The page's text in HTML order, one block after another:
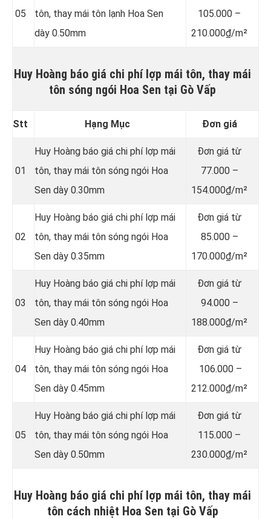
05
tôn, thay mái tôn lạnh Hoa Sen
dày 0.50mm
105.000 –
210.000₫/m²
Huy Hoàng báo giá chi phí lợp mái tôn, thay mái
tôn sóng ngói Hoa Sen tại Gò Vấp
Stt Hạng Mục Đơn giá
01
Huy Hoàng báo giá chi phí lợp mái
tôn, thay mái tôn sóng ngói Hoa
Sen dày 0.30mm
Đơn giá từ
77.000 –
154.000₫/m²
02
Huy Hoàng báo giá chi phí lợp mái
tôn, thay mái tôn sóng ngói Hoa
Sen dày 0.35mm
Đơn giá từ
85.000 –
170.000₫/m²
03
Huy Hoàng báo giá chi phí lợp mái
tôn, thay mái tôn sóng ngói Hoa
Sen dày 0.40mm
Đơn giá từ
94.000 –
188.000₫/m²
04
Huy Hoàng báo giá chi phí lợp mái
tôn, thay mái tôn sóng ngói Hoa
Sen dày 0.45mm
Đơn giá từ
106.000 –
212.000₫/m²
05
Huy Hoàng báo giá chi phí lợp mái
tôn, thay mái tôn sóng ngói Hoa
Sen dày 0.50mm
Đơn giá từ
115.000 –
230.000₫/m²
Huy Hoàng báo giá chi phí lợp mái tôn, thay mái
tôn cách nhiệt Hoa Sen tại Gò Vấp